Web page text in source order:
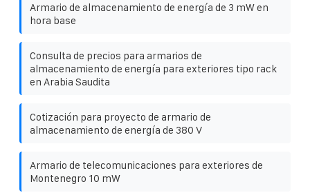
Armario de almacenamiento de energía de 3 mW en
hora base
Consulta de precios para armarios de
almacenamiento de energía para exteriores tipo rack
en Arabia Saudita
Cotización para proyecto de armario de
almacenamiento de energía de 380 V
Armario de telecomunicaciones para exteriores de
Montenegro 10 mW